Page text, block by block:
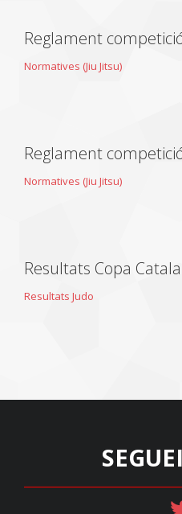
Reglament
Normatives (Jiu Jitsu)
Reglament
Normatives (Jiu Jitsu)
Resultats Copa
Resultats Judo